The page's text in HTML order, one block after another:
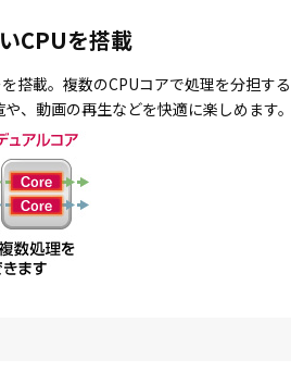
CPUを搭載
搭載。複数のCPUコアで処理を分担す
、動画の再生などを快適に楽しめます。